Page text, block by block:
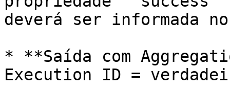
deverá ser informada
* **Saída com
Execution ID =